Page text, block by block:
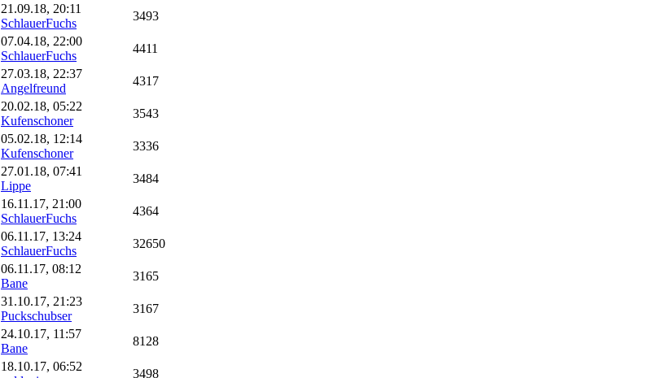
21.09.18, 20:11
SchlauerFuchs
3493
07.04.18, 22:00
SchlauerFuchs
4411
27.03.18, 22:37
Angelfreund
4317
20.02.18, 05:22
Kufenschoner
3543
05.02.18, 12:14
Kufenschoner
3336
27.01.18, 07:41
Lippe
3484
16.11.17, 21:00
SchlauerFuchs
4364
06.11.17, 13:24
SchlauerFuchs
32650
06.11.17, 08:12
Bane
3165
31.10.17, 21:23
Puckschubser
3167
24.10.17, 11:57
Bane
8128
18.10.17, 06:52
3498